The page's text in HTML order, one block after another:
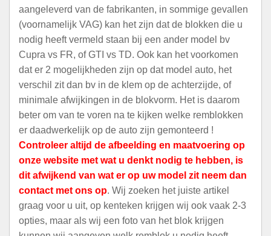
aangeleverd van de fabrikanten, in sommige gevallen
(voornamelijk VAG) kan het zijn dat de blokken die u
nodig heeft vermeld staan bij een ander model bv
Cupra vs FR, of GTI vs TD. Ook kan het voorkomen
dat er 2 mogelijkheden zijn op dat model auto, het
verschil zit dan bv in de klem op de achterzijde, of
minimale afwijkingen in de blokvorm. Het is daarom
beter om van te voren na te kijken welke remblokken
er daadwerkelijk op de auto zijn gemonteerd !
Controleer altijd de afbeelding en maatvoering op
onze website met wat u denkt nodig te hebben, is
dit afwijkend van wat er op uw model zit neem dan
contact met ons op. Wij zoeken het juiste artikel
graag voor u uit, op kenteken krijgen wij ook vaak 2-3
opties, maar als wij een foto van het blok krijgen